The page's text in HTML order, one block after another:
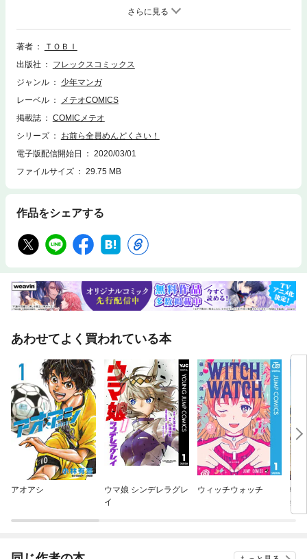
(困る！) 泣き虫、ツンデレ、ビッチ、女王様と、個性豊かな女子生徒から
のラブ波状攻撃が止まらない！ 補習のマンツーマン授業に、プールでポロ
リ、そしてきもだめしで二人きり……と、あまずっぱさたっぷり&夏休み
真っ盛りでお届けする、大人気・学園天国ラブコメディ第2巻！
著者
ＴＯＢＩ
出版社
フレックスコミックス
ジャンル
少年マンガ
レーベル
メテオCOMICS
掲載誌
COMICメテオ
シリーズ
お前ら全員めんどくさい！
電子版配信開始日
2020/03/01
ファイルサイズ
29.75 MB
作品をシェアする
あわせてよく買われている本
アオアシ
ウマ娘 シンデレラグレ
イ
ウィッチウォッチ
転
録